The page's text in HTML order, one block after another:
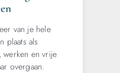
van je hele
plaats als
werken en vrije
overgaan.